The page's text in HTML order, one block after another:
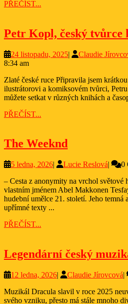
PŘEČÍST...
Petr Kopl, český tvůrce
24 listopadu, 202524
| Claudie
8:34 am
Zlaté české ruce Připravila jsem krátkou prezentaci o českém
ilustrátorovi a komiksovém tvůrci,
můžete setkat v různých knihách a
PŘEČÍST...
The Weeknd
5 ledna, 20265
2026
| Lucie ReslováLucie
| 0
– Cesta z anonymity na vrchol světové hudby The Weeknd,
vlastním jménem Abel Makkonen
hudební umělce 21. století. Jeho temná
upřímné texty ...
PŘEČÍST...
Legendární český
12 ledna, 202612
2026
| Claudie Jírovcová|
Muzikál Dracula slavil v roce 2025 neuvěřitelných třicet let od
svého vzniku, přesto má stále mnoho